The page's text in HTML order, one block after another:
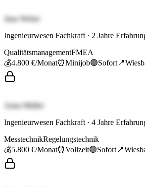
Jana Weber
Ingenieurwesen Fachkraft · 2 Jahre
QualitätsmanagementFMEA
💰4.800 €/Monat⏰Minijob🟢Sofort 📍
Anna Müller
Ingenieurwesen Fachkraft · 4 Jahre
MesstechnikRegelungstechnik
💰5.800 €/Monat⏰Vollzeit🟢Sofort 📍